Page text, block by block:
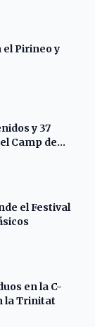
Pirineo y
y 37
Camp de
el Festival
en la C-
la Trinitat